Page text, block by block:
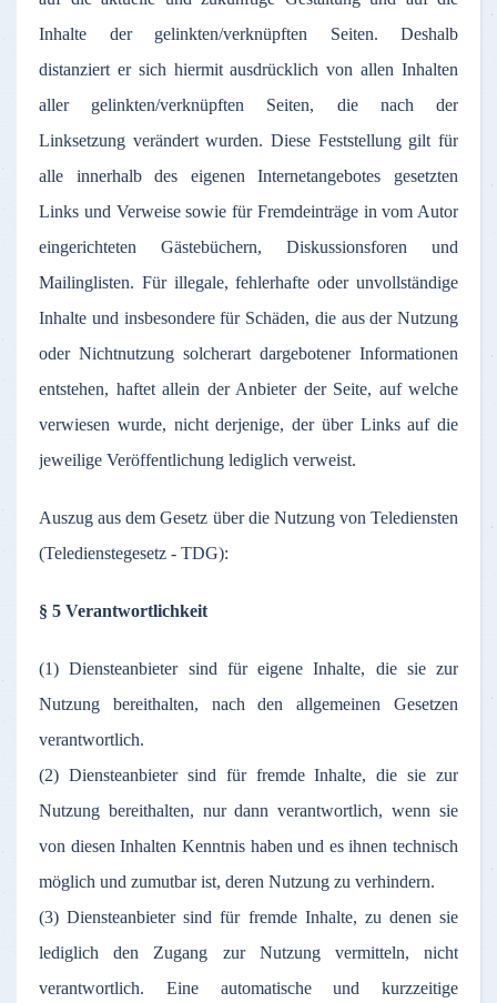
Inhalte
der gelinkten/verknüpften Seiten. Deshalb
distanziert er sich hiermit ausdrücklich vonallen Inhalten
aller
gelinkten/verknüpften Seiten, die nach
der
Linksetzung verändert wurden.Diese Feststellunggiltfür
alle
innerhalbdes eigenen Internetangebotes
gesetzten
Links und Verweise sowie für Fremdeinträgeinvom Autor
eingerichteten
Gästebüchern, Diskussionsforen und
Mailinglisten. Für illegale,fehlerhafte oder unvollständige
Inhalte und insbesondere für Schäden, die aus der Nutzung
oder Nichtnutzung solcherart dargebotener Informationen
entstehen, haftet allein der Anbieter der Seite, auf welche
verwiesen wurde, nicht derjenige, der überLinksaufdie
jeweilige Veröffentlichung lediglich verweist.
Auszug aus dem Gesetz über die Nutzung von Telediensten
(Teledienstegesetz - TDG):
§ 5 Verantwortlichkeit
(1) Diensteanbieter sind für eigene Inhalte, die sie zur
Nutzung bereithalten, nach den allgemeinen Gesetzen
verantwortlich.
(2) Diensteanbieter sind für fremde Inhalte, die sie zur
Nutzung bereithalten, nur dann verantwortlich, wenn sie
von diesen Inhalten Kenntnis haben und es ihnen technisch
möglich und zumutbar ist, deren Nutzung zu verhindern.
(3) Diensteanbieter sind für fremde Inhalte, zu denen sie
lediglich den Zugang zur Nutzung vermitteln, nicht
verantwortlich. Eine automatische und kurzzeitige